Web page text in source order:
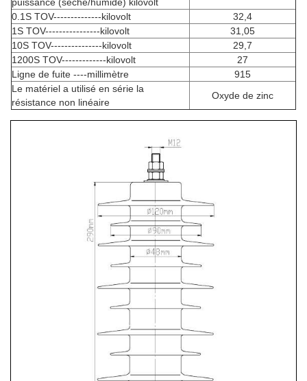
0.1S TOV--------------kilovolt
32,4
1S TOV----------------kilovolt
31,05
10S TOV---------------kilovolt
29,7
1200S TOV-------------kilovolt
27
Ligne de fuite ----millimètre
915
Le matériel a utilisé en série la
résistance non linéaire
Oxyde de zinc